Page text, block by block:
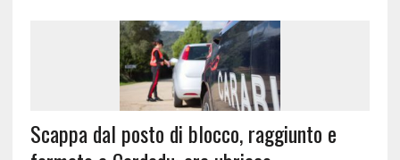
Scappa dal posto di blocco, raggiunto e